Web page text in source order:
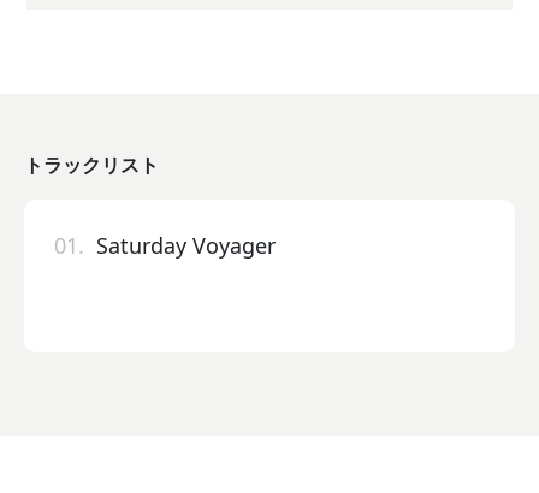
トラックリスト
01. Saturday Voyager